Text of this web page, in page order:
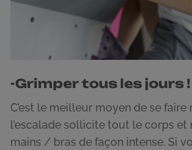
-Grimper tous les jours !
C’est le meilleur moyen de se faire
l’escalade sollicite tout le corps et
mains / bras de façon intense. Si